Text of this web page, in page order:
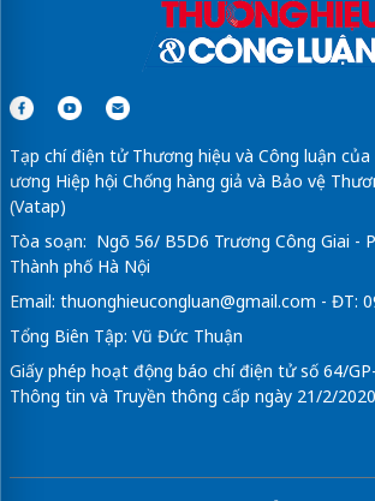
Tạp chí điện tử Thương hiệu và Công luận của
ương Hiệp hội Chống hàng giả và Bảo vệ
(Vatap)
Tòa soạn: Ngõ 56/ B5D6 Trương Công Giai -
Thành phố Hà Nội
Email: thuonghieucongluan@gmail.com - ĐT:
Tổng Biên Tập: Vũ Đức Thuận
Giấy phép hoạt động báo chí điện tử số 64/
Thông tin và Truyền thông cấp ngày 21/2/